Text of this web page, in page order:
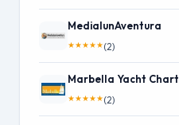
MedialunAventura
★★★★★(2)
Marbella Yacht
★★★★★(2)